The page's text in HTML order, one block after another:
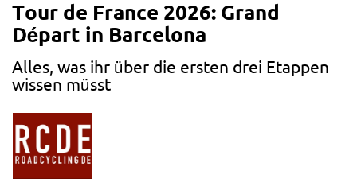
Tour de France 2026: Grand
Départ in Barcelona
Alles, was ihr über die ersten drei Etappen
wissen müsst